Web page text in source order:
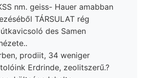
nm. geiss- Hauer amabban
TÁRSULAT rég
des Samen
prodiit, 34 weniger
Erdrinde, zeolitszerű.?